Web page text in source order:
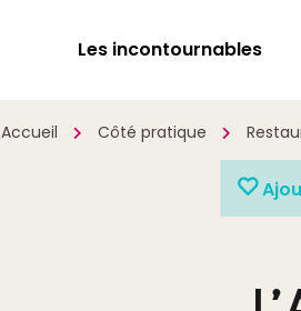
Les incontournables
Accueil Côté pratique